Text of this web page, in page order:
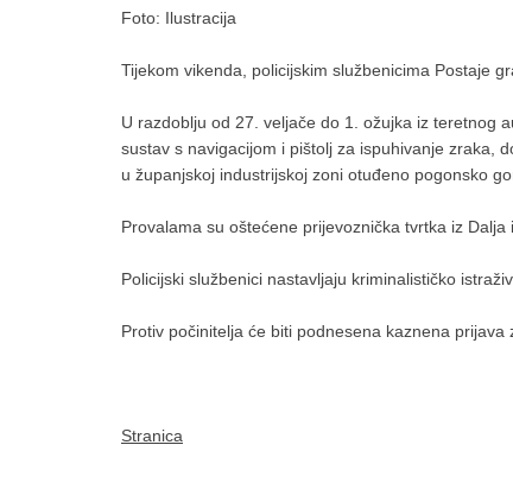
Foto: Ilustracija
Tijekom vikenda, policijskim službenicima Postaje
U razdoblju od 27. veljače do 1. ožujka iz teretnog
sustav s navigacijom i pištolj za ispuhivanje zraka,
u županjskoj industrijskoj zoni otuđeno pogonsko
Provalama su oštećene prijevoznička tvrtka iz
Policijski službenici nastavljaju kriminalističko
Protiv počinitelja će biti podnesena kaznena prijava
Stranica